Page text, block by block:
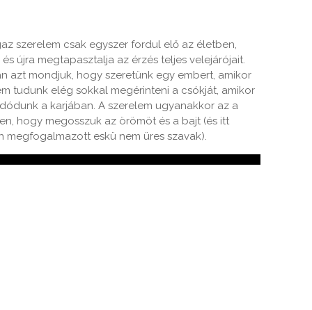
szerelem csak egyszer fordul elő az életben,
újra megtapasztalja az érzés teljes velejárójait.
azt mondjuk, hogy szeretünk egy embert, amikor
tudunk elég sokkal megérinteni a csókját, amikor
a karjában. A szerelem ugyanakkor az a
hogy megosszuk az örömöt és a bajt (és itt
eskü nem üres szavak).